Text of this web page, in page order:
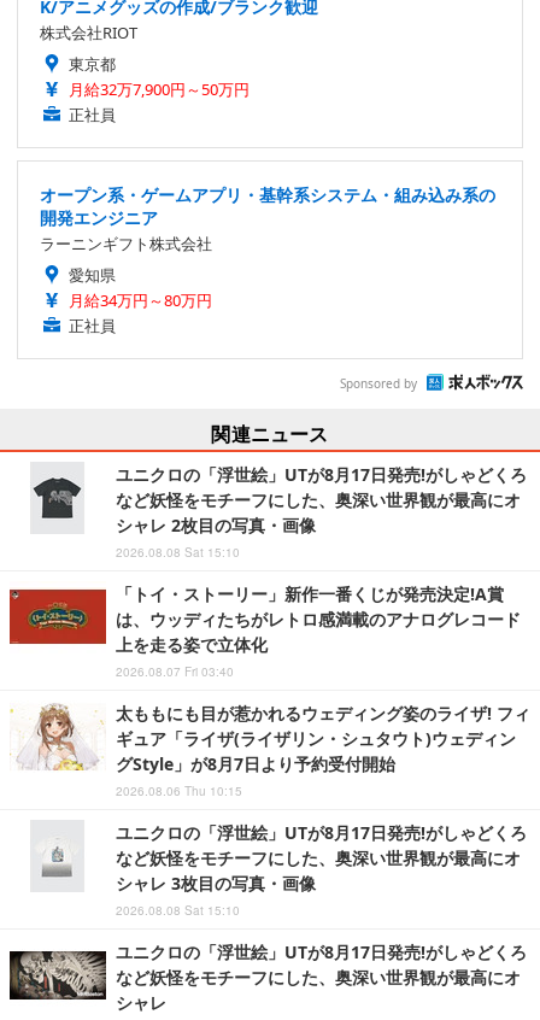
K/アニメグッズの作成/ブランク歓迎
株式会社RIOT
東京都
月給32万7,900円～50万円
正社員
オープン系・ゲームアプリ・基幹系システム・組み込み系の
開発エンジニア
ラーニンギフト株式会社
愛知県
月給34万円～80万円
正社員
Sponsored by
関連ニュース
ユニクロの「浮世絵」UTが8月17日発売!がしゃどくろ
など妖怪をモチーフにした、奥深い世界観が最高にオ
シャレ 2枚目の写真・画像
2026.08.08 Sat 15:10
「トイ・ストーリー」新作一番くじが発売決定!A賞
は、ウッディたちがレトロ感満載のアナログレコード
上を走る姿で立体化
2026.08.07 Fri 03:40
太ももにも目が惹かれるウェディング姿のライザ! フィ
ギュア「ライザ(ライザリン・シュタウト)ウェディン
グStyle」が8月7日より予約受付開始
2026.08.06 Thu 10:15
ユニクロの「浮世絵」UTが8月17日発売!がしゃどくろ
など妖怪をモチーフにした、奥深い世界観が最高にオ
シャレ 3枚目の写真・画像
2026.08.08 Sat 15:10
ユニクロの「浮世絵」UTが8月17日発売!がしゃどくろ
など妖怪をモチーフにした、奥深い世界観が最高にオ
シャレ